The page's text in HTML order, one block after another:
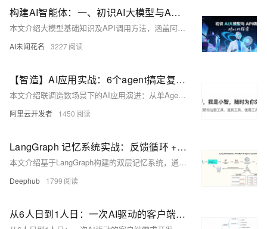
构建AI智能体：一、初识AI大模型与API调用
本文介绍大模型基础知识及API调用方法，涵盖阿里云百炼平台密钥申请、DashScope SDK使用、Python调用示例（如文本情感分析、图像文字识别），助力开发者快速上手大模型应用开发。
AI未闻花名 3227
【智造】AI应用实战：6个agent搞定复杂指令和工具膨胀
本文介绍联调造数场景下的AI应用演进：从单Agent模式到多Agent协同的架构升级。针对复杂指令执行不准、响应慢等问题，通过意图识别、工具引擎、推理执行等多Agent分工协作，结合工程化手段提升准确性与效率，并分享了关键设计思路与实践心得。
阿里云开发者 1450
LangGraph 记忆系统实战：反馈循环 + 动态 Prompt 让 AI 持续学习
本文介绍基于LangGraph构建的双层记忆系统，通过短期与长期记忆协同，实现AI代理的持续学习。短期记忆管理会话内上下文，长期记忆跨会话存储用户偏好与决策，结合人机协作反馈循环，动态更新提示词，使代理具备个性化响应与行为进化能力。
Deephub 1799
从6人日到1人日：一次AI驱动的客户端需求开发实战